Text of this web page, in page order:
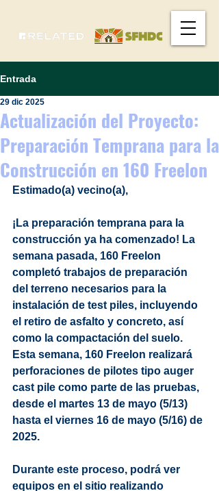
Entrada
Actualización del Proyecto:
Preparación Temprana para la
Construcción en 160 Freelon
29 dic 2025
Estimado(a) vecino(a),
¡La preparación temprana para la
construcción ya ha comenzado! La
semana pasada, 160 Freelon
completó trabajos de preparación
del terreno necesarios para la
instalación de test piles, incluyendo
el retiro de asfalto y concreto, así
como la compactación del suelo.
Esta semana, 160 Freelon realizará
perforaciones de pilotes tipo auger
cast pile como parte de las pruebas,
desde el martes 13 de mayo (5/13)
hasta el viernes 16 de mayo (5/16) de
2025.
Durante este proceso, podrá ver
equipos en el sitio realizando